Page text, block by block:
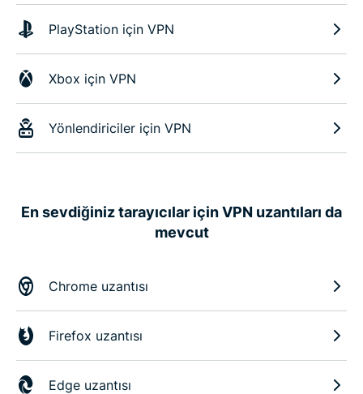
PlayStation için VPN
Xbox için VPN
Yönlendiriciler için VPN
En sevdiğiniz tarayıcılar için VPN uzantıları da
mevcut
Chrome uzantısı
Firefox uzantısı
Edge uzantısı